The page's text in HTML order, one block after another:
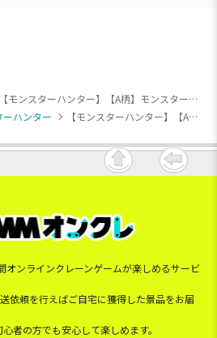
【モンスターハンター】【A柄】モンスターハンターワイルズ ダストBOX
ーハンター 【モンスターハンター】【A柄】モンスターハンターワイルズ ダストBOX
オンラインクレーンゲームが楽しめるサービ
依頼を行えばご自宅に獲得した景品をお届
者の方でも安心して楽しめます。